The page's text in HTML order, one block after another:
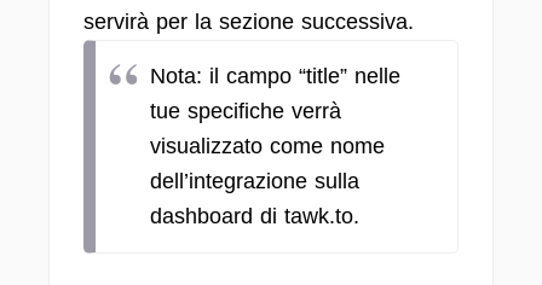
servirà per la sezione successiva.
Nota: il campo “title” nelle
tue specifiche verrà
visualizzato come nome
dell’integrazione sulla
dashboard di tawk.to.